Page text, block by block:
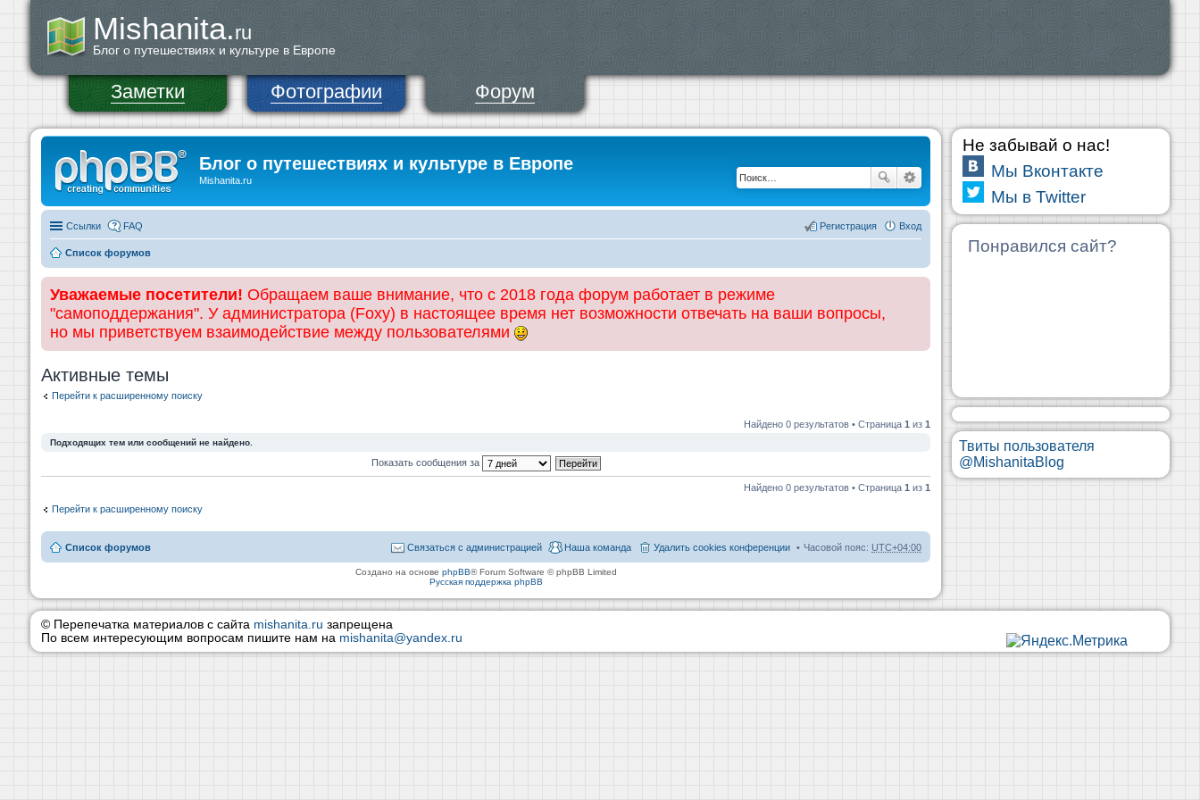
Mishanita.ru
Блог о путешествиях и культуре в Европе
Заметки Фотографии Форум
Блог о путешествиях и культуре в Европе
Mishanita.ru
Ссылки FAQ Вход
Регистрация
Список форумов
Уважаемые посетители! Обращаем ваше внимание, что с 2018 года форум работает в режиме
"самоподдержания". У администратора (Foxy) в настоящее время нет возможности отвечать на ваши вопросы,
но мы приветствуем взаимодействие между пользователями
Активные темы
Перейти к расширенному поиску
Найдено 0 результатов • Страница 1 из 1
Подходящих тем или сообщений не найдено.
Показать сообщения за
Найдено 0 результатов • Страница 1 из 1
Перейти к расширенному поиску
Список форумов Часовой пояс: UTC+04:00
Удалить cookies конференции
Наша команда
Связаться с администрацией
Создано на основе phpBB® Forum Software © phpBB Limited
Русская поддержка phpBB
Не забывай о нас!
Мы Вконтакте
Мы в Twitter
Понравился сайт?
Твиты пользователя
@MishanitaBlog
© Перепечатка материалов с сайта mishanita.ru запрещена
По всем интересующим вопросам пишите нам на mishanita@yandex.ru